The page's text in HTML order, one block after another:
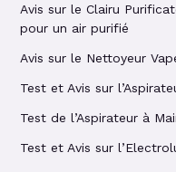
Avis sur le Clairu
pour un air purifié
Avis sur le Nettoyeur
Test et Avis sur
Test de l’Aspirateur à
Test et Avis sur